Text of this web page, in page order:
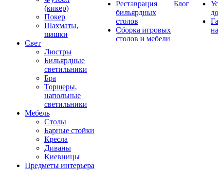
(кикер)
Покер
Шахматы,
шашки
Свет
Люстры
Бильярдные
светильники
Бра
Торшеры,
напольные
светильники
Мебель
Столы
Барные стойки
Кресла
Диваны
Киевницы
Предметы интерьера
Реставрация
бильярдных
столов
Сборка игровых
столов и мебели
Блог